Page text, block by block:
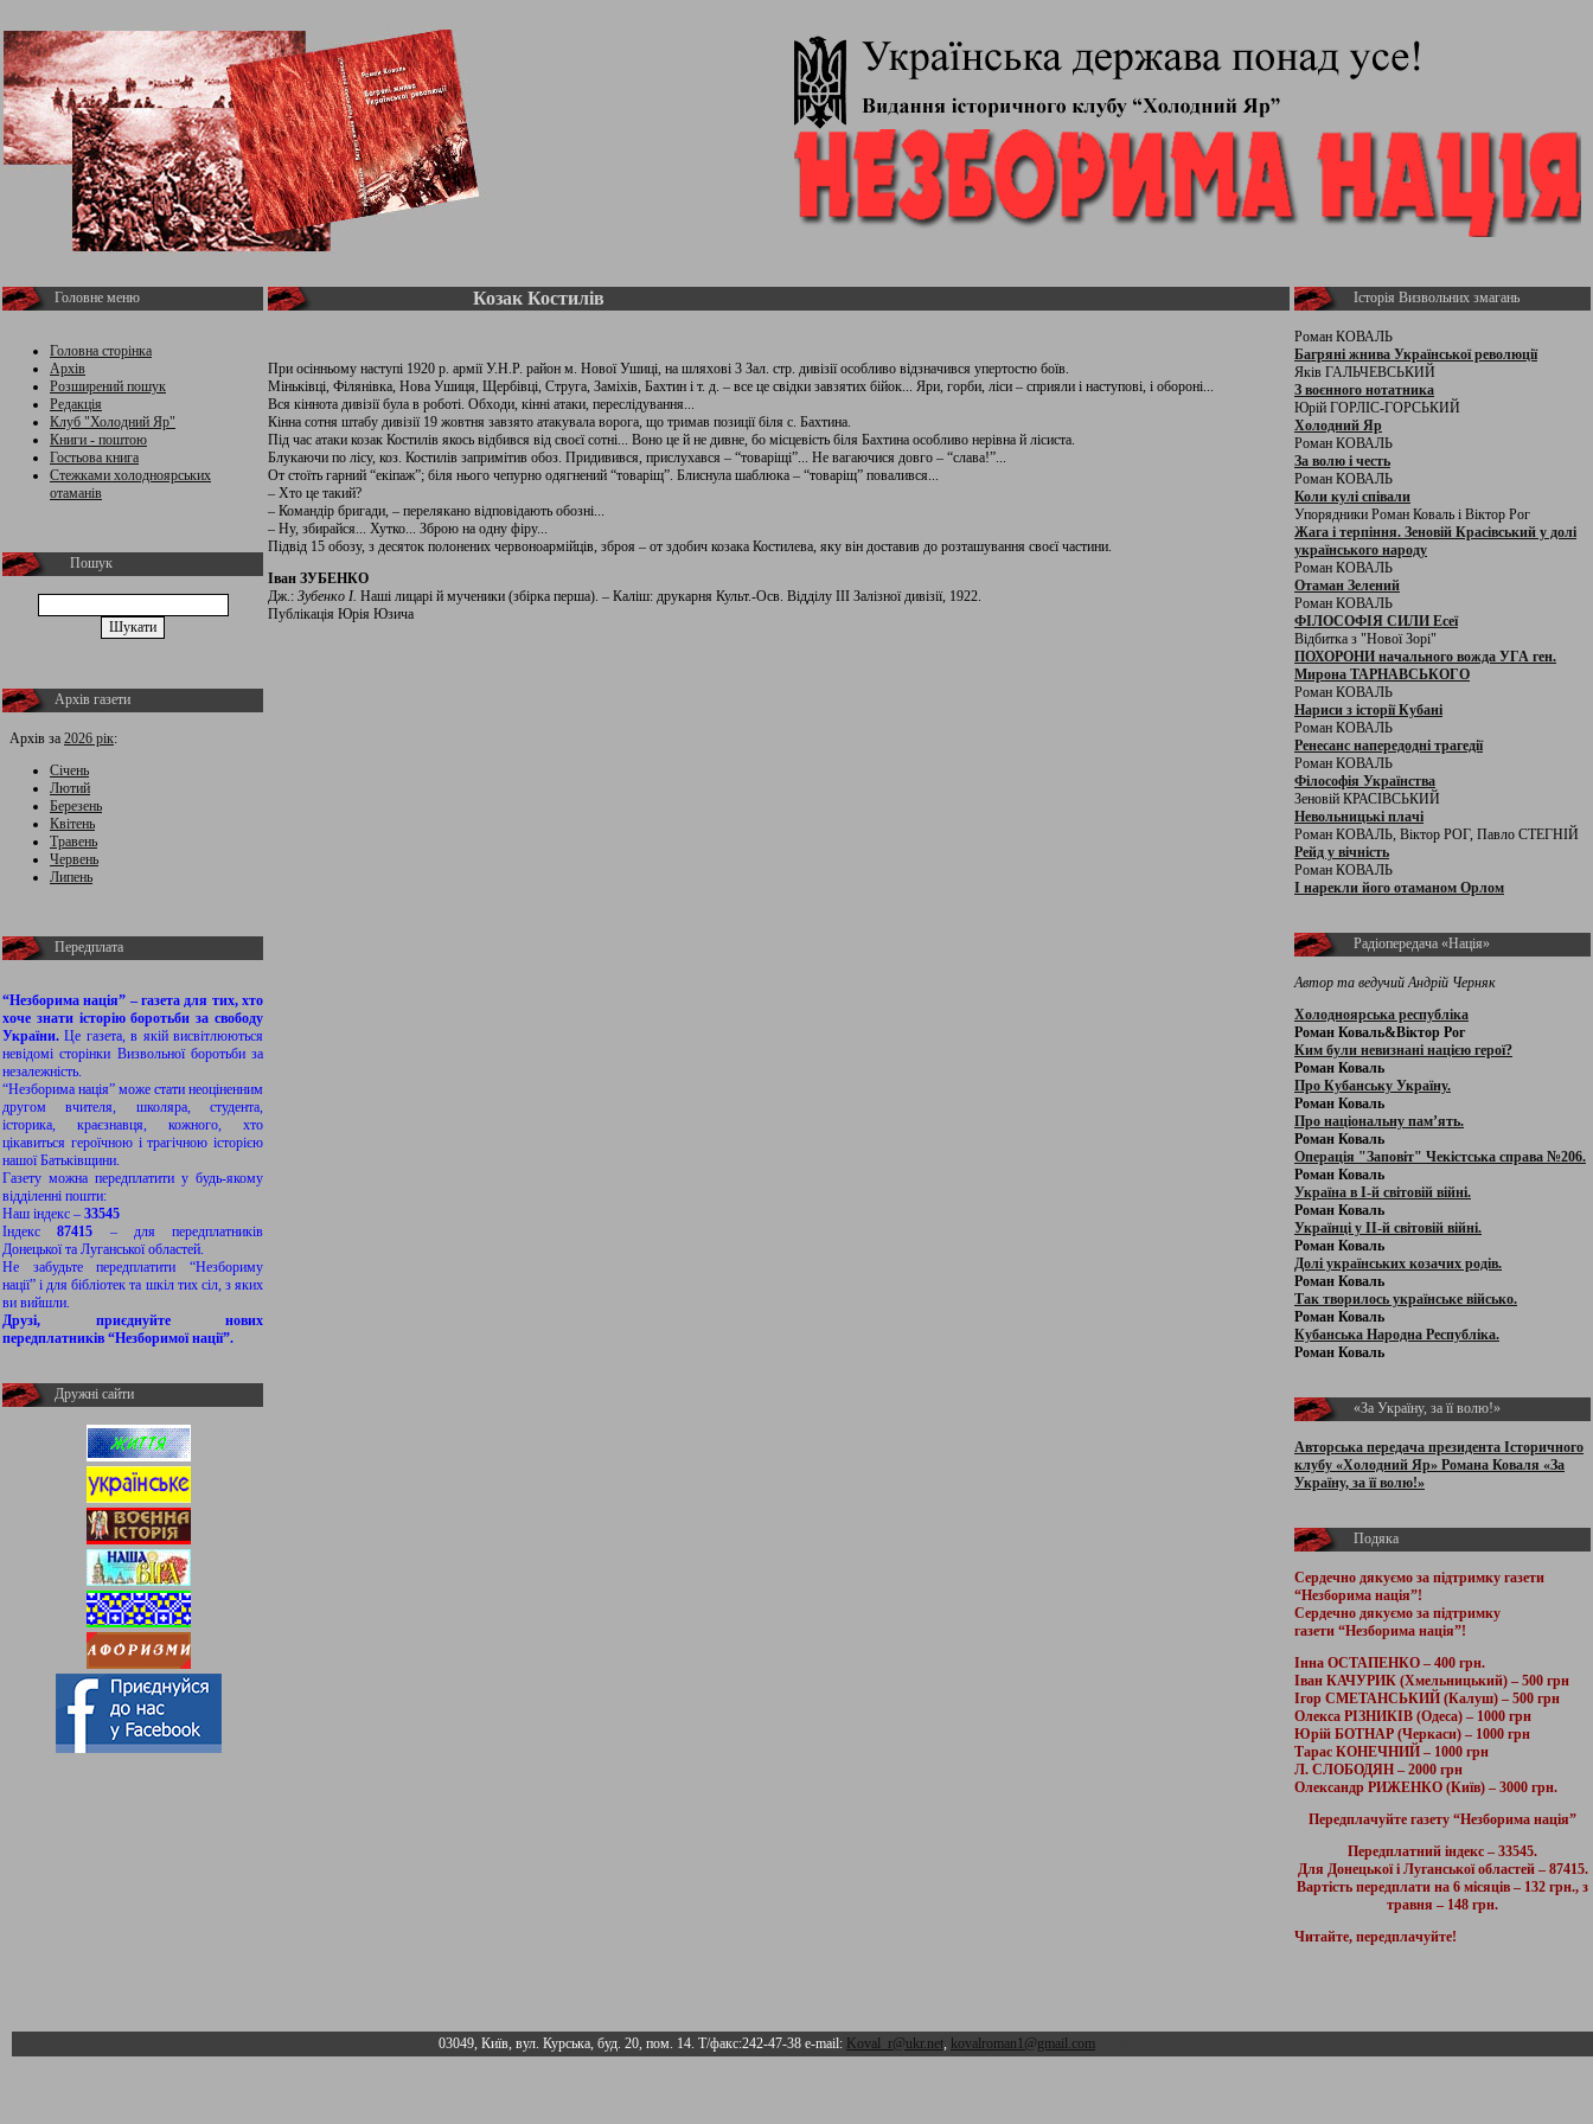
Головне меню
Головна сторінка
Архів
Розширений пошук
Редакція
Клуб "Холодний Яр"
Книги - поштою
Гостьова книга
Стежками холодноярських
отаманів
Пошук
Архів газети
Архів за 2026 рік:
Січень
Лютий
Березень
Квітень
Травень
Червень
Липень
Передплата
“Незборима нація” – газета для тих, хто
хоче знати історію боротьби за свободу
України.Це газета, в якій висвітлюються
невідомі сторінки Визвольної боротьби за
незалежність.
“Незборима нація” може стати неоціненним
другом вчителя, школяра, студента,
історика, краєзнавця, кожного, хто
цікавиться героїчною і трагічною історією
нашої Батьківщини.
Газету можна передплатити у будь-якому
відділенні пошти:
Наш індекс – 33545
Індекс87415 – для передплатників
Донецької та Луганської областей.
Не забудьте передплатити “Незбориму
нації” і для бібліотек та шкіл тих сіл, з яких
ви вийшли.
Друзі, приєднуйте нових
передплатників “Незборимої нації”.
Дружні сайти
Козак Костилів
При осінньому наступі 1920 р. армії У.Н.Р. район м. Нової Ушиці, на шляхові 3 Зал. стр. дивізії особливо відзначився упертостю боїв.
Міньківці, Філянівка, Нова Ушиця, Щербівці, Струга, Заміхів, Бахтин і т. д. – все це свідки завзятих бійок... Яри, горби, ліси – сприяли і наступові, і обороні...
Вся кіннота дивізії була в роботі. Обходи, кінні атаки, переслідування...
Кінна сотня штабу дивізії 19 жовтня завзято атакувала ворога, що тримав позиції біля с. Бахтина.
Під час атаки козак Костилів якось відбився від своєї сотні... Воно це й не дивне, бо місцевість біля Бахтина особливо нерівна й лісиста.
Блукаючи по лісу, коз. Костилів запримітив обоз. Придивився, прислухався – “товаріщі”... Не вагаючися довго – “слава!”...
Oт стоїть гарний “екіпаж”; біля нього чепурно одягнений “товаріщ”. Блиснула шаблюка – “товаріщ” повалився...
– Хто це такий?
– Командір бригади, – перелякано відповідають обозні...
– Ну, збирайся... Хутко... Зброю на одну фіру...
Підвід 15 обозу, з десяток полонених червоноармійців, зброя – от здобич козака Костилева, яку він доставив до розташування своєї частини.
Іван ЗУБЕНКО
Дж.: Зубенко І. Наші лицарі й мученики (збірка перша). – Каліш: друкарня Культ.-Осв. Відділу ІІІ Залізної дивізії, 1922.
Публікація Юрія Юзича
Історія Визвольних змагань
Роман КОВАЛЬ
Багряні жнива Української революції
Яків ГАЛЬЧЕВСЬКИЙ
З воєнного нотатника
Юрій ГОРЛІС-ГОРСЬКИЙ
Холодний Яр
Роман КОВАЛЬ
За волю і честь
Роман КОВАЛЬ
Коли кулі співали
Упорядники Роман Коваль і Віктор Рог
Жага і терпіння. Зеновій Красівський у долі
українського народу
Роман КОВАЛЬ
Отаман Зелений
Роман КОВАЛЬ
ФІЛОСОФІЯ СИЛИ Есеї
Відбитка з "Нової Зорі"
ПОХОРОНИ начального вожда УГА ген.
Мирона ТАРНАВСЬКОГО
Роман КОВАЛЬ
Нариси з історії Кубані
Роман КОВАЛЬ
Ренесанс напередодні трагедії
Роман КОВАЛЬ
Філософія Українства
Зеновій КРАСІВСЬКИЙ
Невольницькі плачі
Роман КОВАЛЬ, Віктор РОГ, Павло СТЕГНІЙ
Рейд у вічність
Роман КОВАЛЬ
І нарекли його отаманом Орлом
Радіопередача «Нація»
Автор та ведучий Андрій Черняк
Холодноярська республіка
Роман Коваль&Віктор Рог
Ким були невизнані нацією герої?
Роман Коваль
Про Кубанську Україну.
Роман Коваль
Про національну пам’ять.
Роман Коваль
Операція "Заповіт" Чекістська справа №206.
Роман Коваль
Україна в І-й світовій війні.
Роман Коваль
Українці у ІІ-й світовій війні.
Роман Коваль
Долі українських козачих родів.
Роман Коваль
Так творилось українське військо.
Роман Коваль
Кубанська Народна Республіка.
Роман Коваль
«За Україну, за її волю!»
Авторська передача президента Історичного
клубу «Холодний Яр» Романа Коваля «За
Україну, за її волю!»
Подяка
Сердечно дякуємо за підтримку газети
“Незборима нація”!
Сердечно дякуємо за підтримку
газети “Незборима нація”!
Інна ОСТАПЕНКО – 400 грн.
Іван КАЧУРИК (Хмельницький) – 500 грн
Ігор СМЕТАНСЬКИЙ (Калуш) – 500 грн
Олекса РІЗНИКІВ (Одеса) – 1000 грн
Юрій БОТНАР (Черкаси) – 1000 грн
Тарас КОНЕЧНИЙ – 1000 грн
Л. СЛОБОДЯН – 2000 грн
Олександр РИЖЕНКО (Київ) – 3000 грн.
Передплачуйте газету “Незборима нація”
Передплатний індекс – 33545.
Для Донецької і Луганської областей – 87415.
Вартість передплати на 6 місяців – 132 грн., з
травня – 148 грн.
Читайте, передплачуйте!
03049, Київ, вул. Курська, буд. 20, пом. 14. Т/факс:242-47-38 e-mail: Koval_r@ukr.net, kovalroman1@gmail.com